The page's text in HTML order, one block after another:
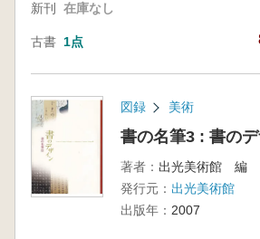
新刊 在庫なし
古書 1点
図録 美術
書の名筆3 : 書の
著者： 出光美術館 編
発行元： 出光美術館
出版年： 2007